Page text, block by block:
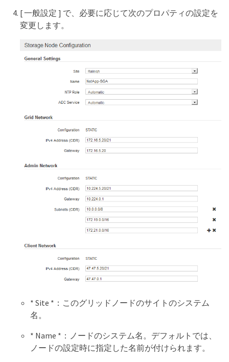
[ 一般設定 ] で、必要に応じて次のプロパティの設定を
変更します。
* Site *：このグリッドノードのサイトのシステム
名。
* Name *：ノードのシステム名。デフォルトでは、
ノードの設定時に指定した名前が付けられます。